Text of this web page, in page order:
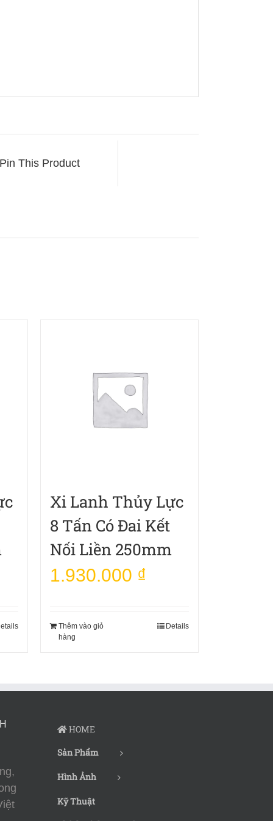
Pin This Product
Xi Lanh Thủy Lực
8 Tấn Có Đai Kết
Nối Liền 250mm
1.930.000 ₫
Thêm vào giỏ
hàng
Details
HOME
Sản Phẩm
Hình Ảnh
Kỹ Thuật